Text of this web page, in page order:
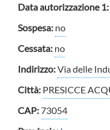
Data autorizzazione 1:
Sospesa: no
Cessata: no
Indirizzo:Via delle
Città: PRESICCE
CAP:73054